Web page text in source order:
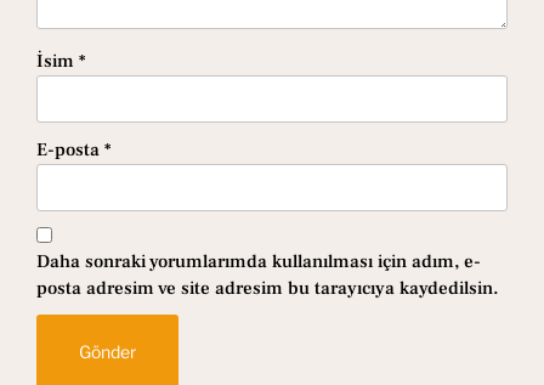
İsim *
E-posta *
Daha sonraki yorumlarımda kullanılması için adım, e-
posta adresim ve site adresim bu tarayıcıya kaydedilsin.